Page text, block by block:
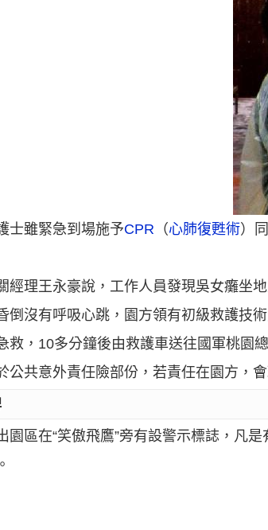
士雖緊急到場施予CPR （心肺復甦術）
經理王永豪說，工作人員發現吳女癱坐
倒沒有呼吸心跳，園方領有初級救護技
救，10多分鐘後由救護車送往國軍桃園
公共意外責任險部份，若責任在園方，
園區在“笑傲飛鷹”旁有設警示標誌，凡是